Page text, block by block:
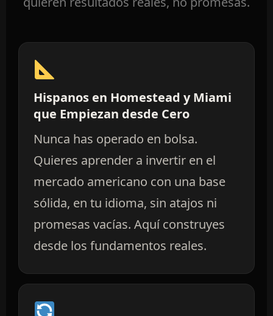
Hispanos en Homestead y Miami
que Empiezan desde Cero
Nunca has operado en bolsa.
Quieres aprender a invertir en el
mercado americano con una base
sólida, en tu idioma, sin atajos ni
promesas vacías. Aquí construyes
desde los fundamentos reales.